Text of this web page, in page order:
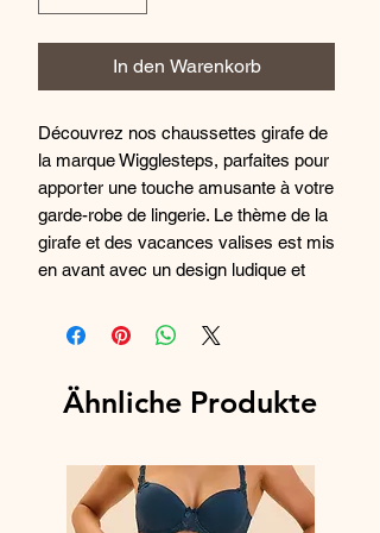
In den Warenkorb
Découvrez nos chaussettes girafe de
la marque Wigglesteps, parfaites pour
apporter une touche amusante à votre
garde-robe de lingerie. Le thème de la
girafe et des vacances valises est mis
en avant avec un design ludique et
du quotidien. Ces chaussettes de
haute qualité offrent un confort
journée, tout en ajoutant une pointe de
taille unique du 36 au 40, ces
chaussettes s'adapteront parfaitement
à votre pied pour un ajustement
Ähnliche Produkte